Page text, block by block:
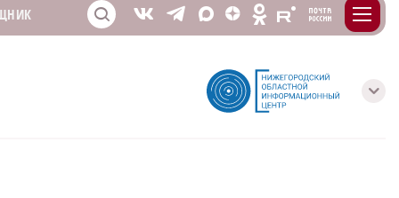
S V T X Z O E m
с